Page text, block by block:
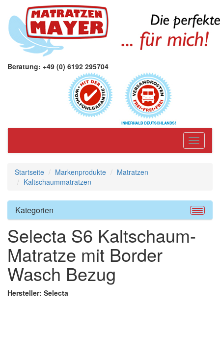
Beratung: +49 (0) 6192 295704
Toggle
Startseite Markenprodukte
Matratzen
Kaltschaummatratzen
Kategorien
Selecta S6 Kaltschaum-
Matratze mit Border
Wasch Bezug
Hersteller: Selecta